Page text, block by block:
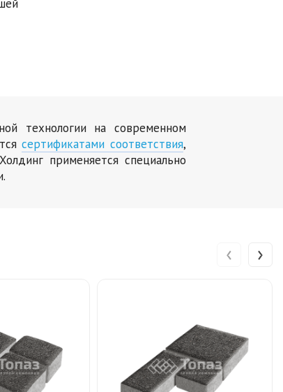
технологии на современном
сертификатами соответствия,
применяется специально
‹ ›